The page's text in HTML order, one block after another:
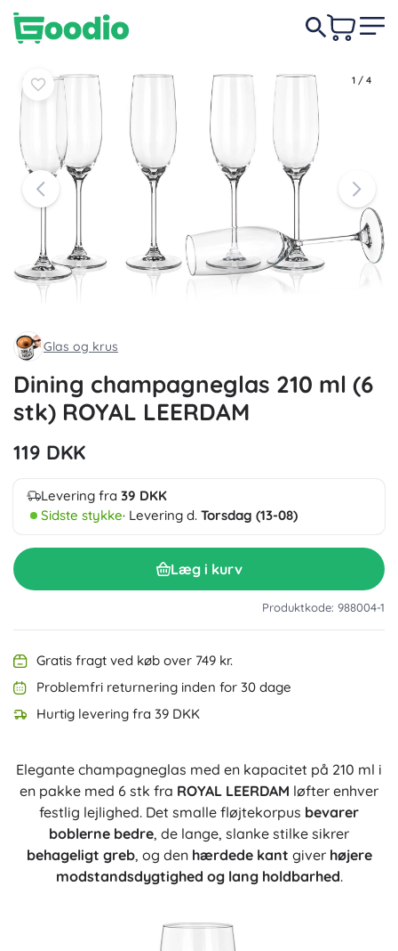
1 / 4
Glas og krus
Dining champagneglas 210 ml (6
stk) ROYAL LEERDAM
119 DKK
Levering fra 39 DKK
Sidste stykke· Levering d. Torsdag (13-08)
Læg i kurv
Produktkode: 988004-1
Gratis fragt ved køb over 749 kr.
Problemfri returnering inden for 30 dage
Hurtig levering fra 39 DKK
Elegante champagneglas med en kapacitet på 210 ml i
en pakke med 6 stk fra ROYAL LEERDAM løfter enhver
festlig lejlighed. Det smalle fløjtekorpus bevarer
boblerne bedre, de lange, slanke stilke sikrer
behageligt greb, og den hærdede kant giver højere
modstandsdygtighed og lang holdbarhed.
119 DKK
Læg i